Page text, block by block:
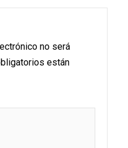
no será
están